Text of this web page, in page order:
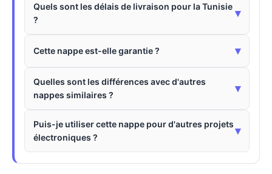
Quels sont les délais de livraison pour la Tunisie
?
▾
Cette nappe est-elle garantie ? ▾
Quelles sont les différences avec d'autres
nappes similaires ?
▾
Puis-je utiliser cette nappe pour d'autres projets
électroniques ?
▾